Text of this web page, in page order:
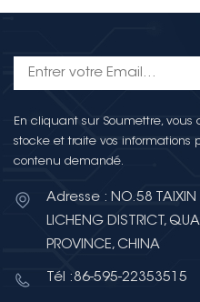
En cliquant sur Soumettre,
stocke et traite vos informations
contenu demandé.
Adresse : NO.58 TAIXIN
LICHENG DISTRICT,
PROVINCE, CHINA
Tél :86-595-22353515